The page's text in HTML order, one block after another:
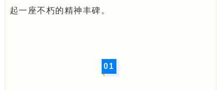
起一座不朽的精神丰碑。
01